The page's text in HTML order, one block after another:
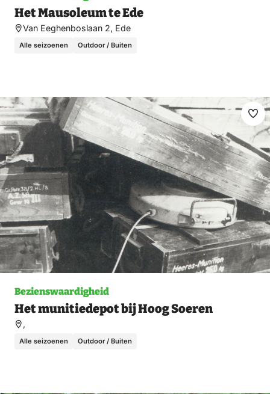
Het Mausoleum te Ede
Van Eeghenboslaan 2, Ede
Alle seizoenen Outdoor / Buiten
Bezienswaardigheid
Het munitiedepot bij Hoog Soeren
,
Alle seizoenen Outdoor / Buiten